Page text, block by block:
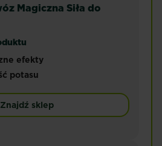
Magiczna Siła do
efekty
potasu
Znajdź sklep